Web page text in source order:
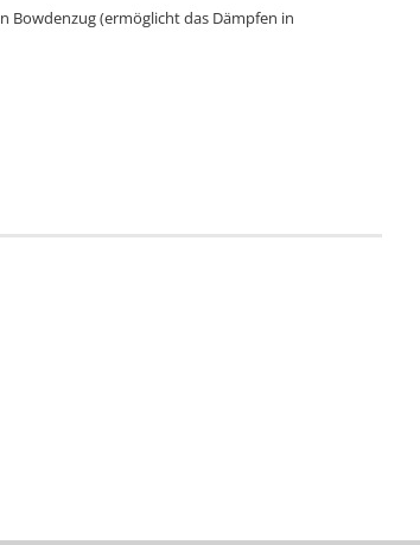
Bowdenzug (ermöglicht das Dämpfen in